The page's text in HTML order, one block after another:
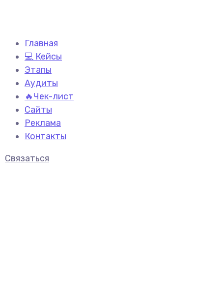
Главная
💻 Кейсы
Этапы
Аудиты
🔥Чек-лист
Сайты
Реклама
Контакты
Связаться